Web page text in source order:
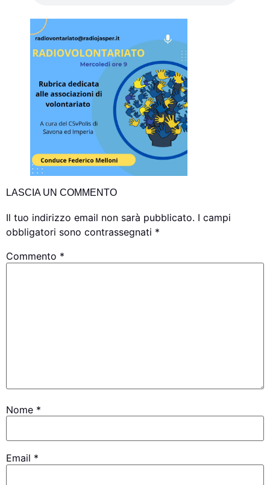
LASCIA UN COMMENTO
Il tuo indirizzo email non sarà pubblicato. I campi
obbligatori sono contrassegnati *
Commento *
Nome *
Email *